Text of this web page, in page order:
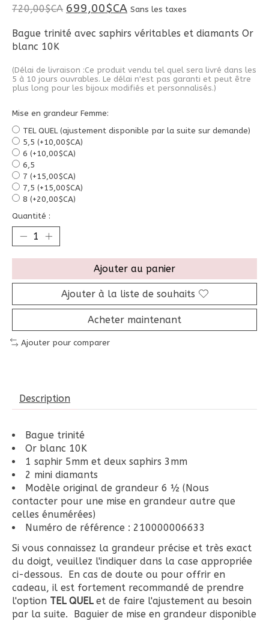
720,00$CA 699,00$CA Sans les taxes
Bague trinité avec saphirs véritables et diamants Or
blanc 10K
(Délai de livraison :Ce produit vendu tel quel sera livré dans les
5 à 10 jours ouvrables. Le délai n'est pas garanti et peut être
plus long pour les bijoux modifiés et personnalisés.)
Mise en grandeur Femme:
TEL QUEL (ajustement disponible par la suite sur demande)
5,5 (+10,00$CA)
6 (+10,00$CA)
6,5
7 (+15,00$CA)
7,5 (+15,00$CA)
8 (+20,00$CA)
Quantité :
Ajouter au panier
Ajouter à la liste de souhaits
Acheter maintenant
Ajouter pour comparer
Description
Bague trinité
Or blanc 10K
1 saphir 5mm et deux saphirs 3mm
2 mini diamants
Modèle original de grandeur 6 ½ (Nous
contacter pour une mise en grandeur autre que
celles énumérées)
Numéro de référence : 210000006633
Si vous connaissez la grandeur précise et très exact
du doigt, veuillez l'indiquer dans la case appropriée
ci-dessous. En cas de doute ou pour offrir en
cadeau, il est fortement recommandé de prendre
l'option TEL QUELet de faire l'ajustement au besoin
par la suite. Baguier de mise en grandeur disponible